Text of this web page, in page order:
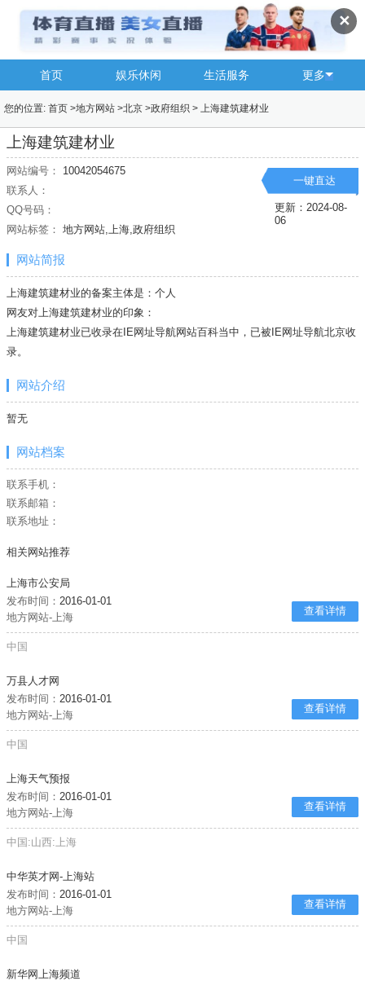
✕
首页 娱乐休闲 生活服务 更多
您的位置: 首页 >地方网站 >北京 >政府组织 > 上海建筑建材业
上海建筑建材业
网站编号：
10042054675
联系人：
QQ号码：
网站标签： 地方网站,上海,政府组织
一键直达
更新：2024-08-
06
网站简报
上海建筑建材业的备案主体是：个人
网友对上海建筑建材业的印象：
上海建筑建材业已收录在IE网址导航网站百科当中，已被IE网址导航北京收
录。
网站介绍
暂无
网站档案
联系手机：
联系邮箱：
联系地址：
相关网站推荐
上海市公安局
发布时间：2016-01-01
地方网站-上海
查看详情
中国
万县人才网
发布时间：2016-01-01
地方网站-上海
查看详情
中国
上海天气预报
发布时间：2016-01-01
地方网站-上海
查看详情
中国:山西:上海
中华英才网-上海站
发布时间：2016-01-01
地方网站-上海
查看详情
中国
新华网上海频道